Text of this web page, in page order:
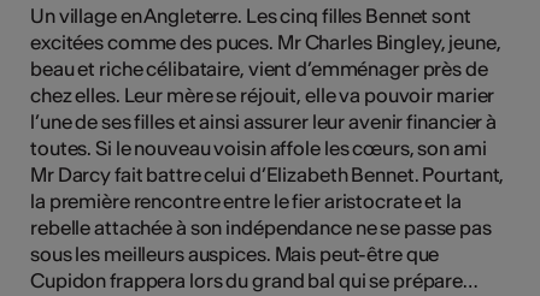
Un village en Angleterre. Les cinq filles Bennet sont
excitées comme des puces. Mr Charles Bingley, jeune,
beau et riche célibataire, vient d’emménager près de
chez elles. Leur mère se réjouit, elle va pouvoir marier
l’une de ses filles et ainsi assurer leur avenir financier à
toutes. Si le nouveau voisin affole les cœurs, son ami
Mr Darcy fait battre celui d’Elizabeth Bennet. Pourtant,
la première rencontre entre le fier aristocrate et la
rebelle attachée à son indépendance ne se passe pas
sous les meilleurs auspices. Mais peut-être que
Cupidon frappera lors du grand bal qui se prépare…